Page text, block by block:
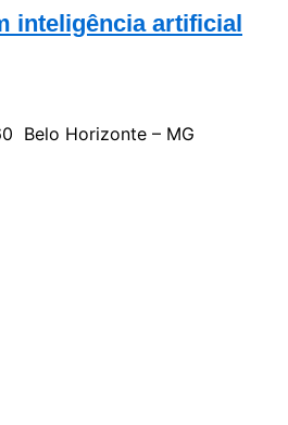
inteligência artificial
Belo Horizonte – MG